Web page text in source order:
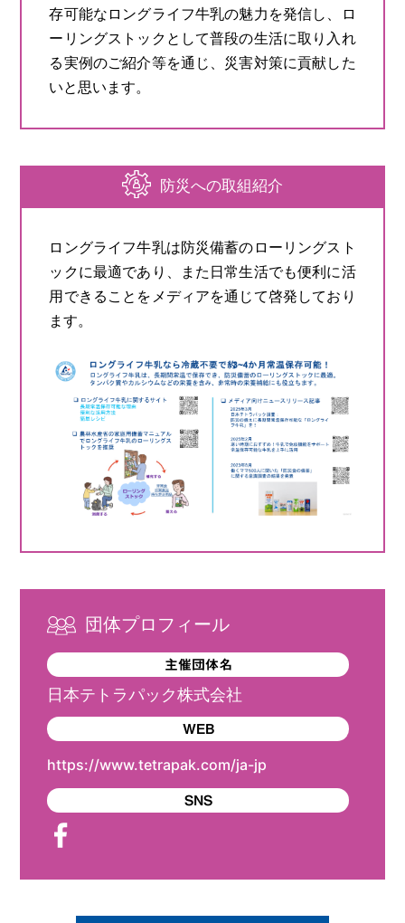
存可能なロングライフ牛乳の魅力を発信し、ロ
ーリングストックとして普段の生活に取り入れ
る実例のご紹介等を通じ、災害対策に貢献した
いと思います。
防災への取組紹介
ロングライフ牛乳は防災備蓄のローリングスト
ックに最適であり、また日常生活でも便利に活
用できることをメディアを通じて啓発しており
ます。
団体プロフィール
主催団体名
日本テトラパック株式会社
WEB
https://www.tetrapak.com/ja-jp
SNS